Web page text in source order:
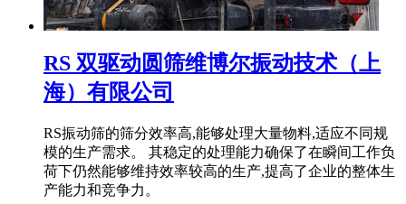
RS 双驱动圆筛维博尔振动技术（上
海）有限公司
RS振动筛的筛分效率高,能够处理大量物料,适应不同规
模的生产需求。 其稳定的处理能力确保了在瞬间工作负
荷下仍然能够维持效率较高的生产,提高了企业的整体生
产能力和竞争力。